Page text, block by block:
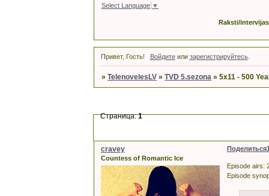
Select Language ▼
Raksti/
Привет, Гость! Войдитеили зарегистрируйтесь.
»TelenovelesLV »TVD 5.sezona »5x11 - 500
Страница:1
Поделиться
cravey
Countess of Romantic Ice
Episode airs:
Episode